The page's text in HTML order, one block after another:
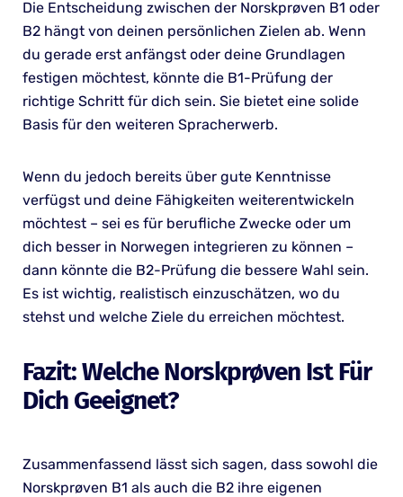
Die Entscheidung zwischen der Norskprøven B1 oder
B2 hängt von deinen persönlichen Zielen ab. Wenn
du gerade erst anfängst oder deine Grundlagen
festigen möchtest, könnte die B1-Prüfung der
richtige Schritt für dich sein. Sie bietet eine solide
Basis für den weiteren Spracherwerb.
Wenn du jedoch bereits über gute Kenntnisse
verfügst und deine Fähigkeiten weiterentwickeln
möchtest – sei es für berufliche Zwecke oder um
dich besser in Norwegen integrieren zu können –
dann könnte die B2-Prüfung die bessere Wahl sein.
Es ist wichtig, realistisch einzuschätzen, wo du
stehst und welche Ziele du erreichen möchtest.
Fazit: Welche Norskprøven Ist Für
Dich Geeignet?
Zusammenfassend lässt sich sagen, dass sowohl die
Norskprøven B1 als auch die B2 ihre eigenen